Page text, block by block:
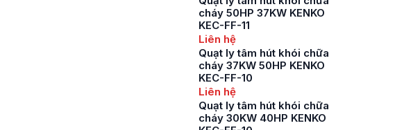
cháy 50HP 37KW KENKO
KEC-FF-11
Liên hệ
Quạt ly tâm hút khói chữa
cháy 37KW 50HP KENKO
KEC-FF-10
Liên hệ
Quạt ly tâm hút khói chữa
cháy 30KW 40HP KENKO